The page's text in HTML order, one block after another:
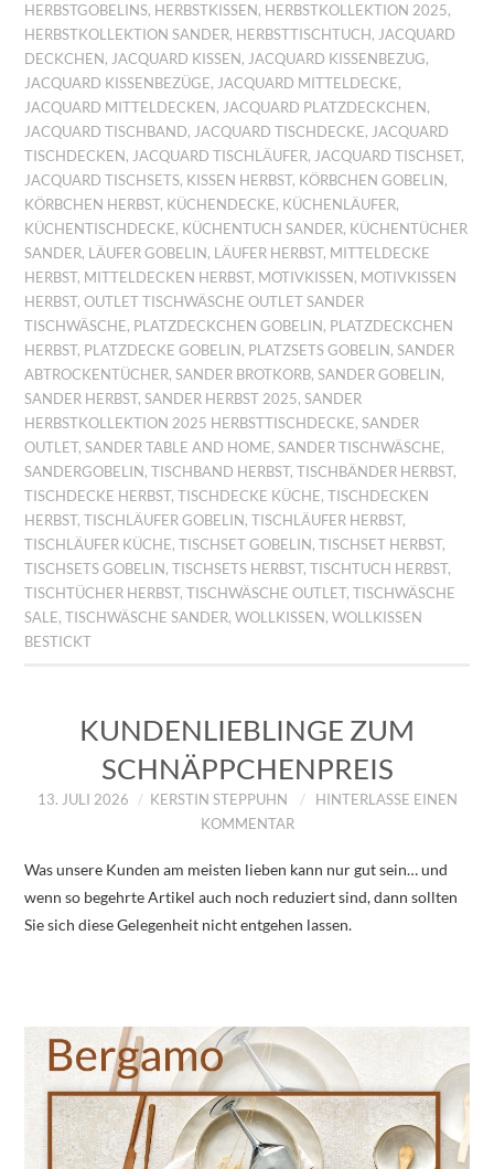
HERBSTGOBELINS, HERBSTKISSEN , HERBSTKOLLEKTION 2025,
HERBSTKOLLEKTION SANDER, HERBSTTISCHTUCH , JACQUARD
DECKCHEN , JACQUARD KISSEN , JACQUARD KISSENBEZUG,
JACQUARD KISSENBEZÜGE, JACQUARD MITTELDECKE,
JACQUARD MITTELDECKEN , JACQUARD PLATZDECKCHEN ,
JACQUARD TISCHBAND, JACQUARD TISCHDECKE, JACQUARD
TISCHDECKEN , JACQUARD TISCHLÄUFER, JACQUARD TISCHSET,
JACQUARD TISCHSETS, KISSEN HERBST, KÖRBCHEN GOBELIN ,
KÖRBCHEN HERBST, KÜCHENDECKE, KÜCHENLÄUFER,
KÜCHENTISCHDECKE, KÜCHENTUCH SANDER, KÜCHENTÜCHER
SANDER, LÄUFER GOBELIN , LÄUFER HERBST, MITTELDECKE
HERBST, MITTELDECKEN HERBST, MOTIVKISSEN , MOTIVKISSEN
HERBST,OUTLET TISCHWÄSCHE OUTLET SANDER
TISCHWÄSCHE, PLATZDECKCHEN GOBELIN , PLATZDECKCHEN
HERBST, PLATZDECKE GOBELIN , PLATZSETS GOBELIN ,SANDER
ABTROCKENTÜCHER,SANDER BROTKORB,SANDER GOBELIN ,
SANDER HERBST,SANDER HERBST 2025,SANDER
HERBSTKOLLEKTION 2025 HERBSTTISCHDECKE,SANDER
OUTLET,SANDER TABLE AND HOME,SANDER TISCHWÄSCHE,
SANDERGOBELIN ,TISCHBAND HERBST,TISCHBÄNDER HERBST,
TISCHDECKE HERBST,TISCHDECKE KÜCHE,TISCHDECKEN
HERBST,TISCHLÄUFER GOBELIN ,TISCHLÄUFER HERBST,
TISCHLÄUFER KÜCHE,TISCHSET GOBELIN ,TISCHSET HERBST,
TISCHSETS GOBELIN ,TISCHSETS HERBST,TISCHTUCH HERBST,
TISCHTÜCHER HERBST,TISCHWÄSCHE OUTLET,TISCHWÄSCHE
SALE,TISCHWÄSCHE SANDER,WOLLKISSEN ,WOLLKISSEN
BESTICKT
KUNDENLIEBLINGE ZUM
SCHNÄPPCHENPREIS
13. JULI 2026 KERSTIN STEPPUHN
HINTERLASSE EINEN
KOMMENTAR
Was unsere Kunden am meisten lieben kann nur gut sein… und
wenn so begehrte Artikel auch noch reduziert sind, dann sollten
Sie sich diese Gelegenheit nicht entgehen lassen.